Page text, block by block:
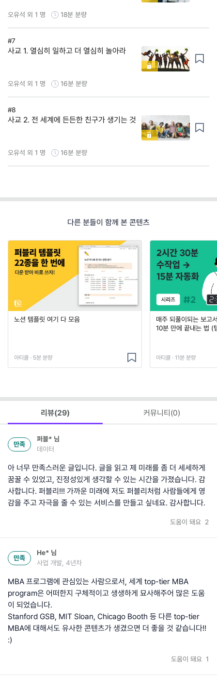
오유석 외 1 명 18분 분량
#7
사교 1. 열심히 일하고 더 열심히 놀아라
오유석 외 1 명 16분 분량
#8
사교 2. 전 세계에 든든한 친구가 생기는 것
오유석 외 1 명 16분 분량
다른 분들이 함께 본 콘텐츠
노션 템플릿 여기 다 모음
아티클 · 5분 분량
매주 되풀이되는 보고
10분 만에 끝내는 법 (
아티클 · 11분 분량
리뷰(29) 커뮤니티(0)
만족
퍼블* 님
데이터
아 너무 만족스러운 글입니다. 글을 읽고 제 미래를 좀 더 세세하게
꿈꿀 수 있었고, 진정성있게 생각할 수 있는 시간을 가졌습니다. 감
사합니다. 퍼블리!!! 가까운 미래에 저도 퍼블리처럼 사람들에게 영
감을 주고 자극을 줄 수 있는 서비스를 만들고 싶네요. 감사합니다.
도움이 돼요 2
만족
He* 님
사업 개발, 4년차
MBA 프로그램에 관심있는 사람으로서, 세계 top-tier MBA
program은 어떠한지 구체적이고 생생하게 묘사해주어 많은 도움
이 되었습니다.
Stanford GSB, MIT Sloan, Chicago Booth 등 다른 top-tier
MBA에 대해서도 유사한 콘텐츠가 생겼으면 더 좋을 것 같습니다!!
:)
도움이 돼요 1